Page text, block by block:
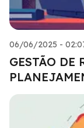
06/06/2025 -
GESTÃO DE